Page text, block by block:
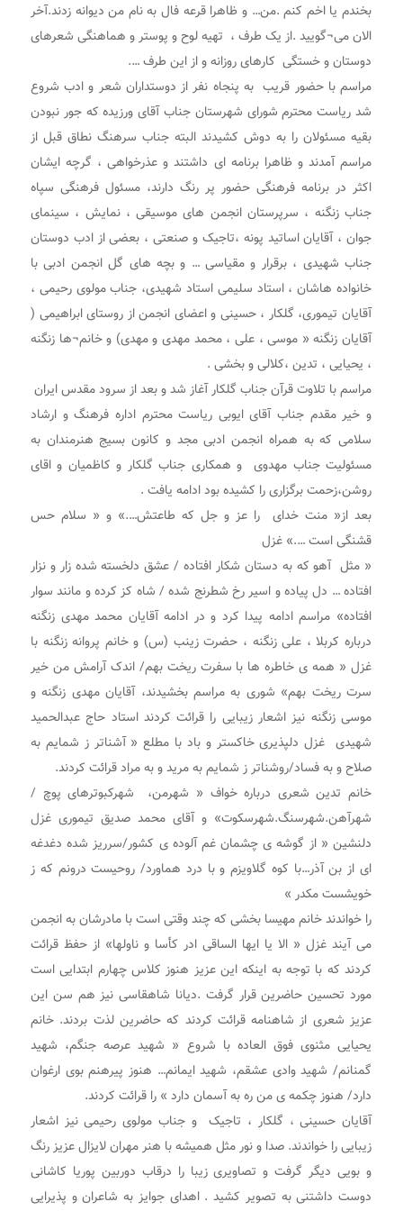
بخندم یا اخم کنم .من… و ظاهرا قرعه فال به نام من دیوانه زدند.آخر
الان می¬گویید .از یک طرف ، تهیه لوح و پوستر و هماهنگی شعرهای
دوستان و خستگی کارهای روزانه و از این طرف ….
مراسم با حضور قریب به پنجاه نفر از دوستداران شعر و ادب شروع
شد ریاست محترم شورای شهرستان جناب آقای ورزیده که جور نبودن
بقیه مسئولان را به دوش کشیدند البته جناب سرهنگ نطاق قبل از
مراسم آمدند و ظاهرا برنامه ای داشتند و عذرخواهی ، گرچه ایشان
اکثر در برنامه فرهنگی حضور پر رنگ دارند، مسئول فرهنگی سپاه
جناب زنگنه ، سرپرستان انجمن های موسیقی ، نمایش ، سینمای
جوان ، آقایان اساتید پونه ،تاجیک و صنعتی ، بعضی از ادب دوستان
جناب شهیدی ، برقرار و مقیاسی … و بچه های گل انجمن ادبی با
خانواده هاشان ، استاد سلیمی استاد شهیدی، جناب مولوی رحیمی ،
آقایان تیموری، گلکار ، حسینی و اعضای انجمن از روستای ابراهیمی (
آقایان زنگنه « موسی ، علی ، محمد مهدی و مهدی) و خانم¬ها زنگنه
، یحیایی ، تدین ،کلالی و بخشی .
مراسم با تلاوت قرآن جناب گلکار آغاز شد و بعد از سرود مقدس ایران
و خیر مقدم جناب آقای ایوبی ریاست محترم اداره فرهنگ و ارشاد
سلامی که به همراه انجمن ادبی مجد و کانون بسیج هنرمندان به
مسئولیت جناب مهدوی و همکاری جناب گلکار و کاظمیان و اقای
روشن،زحمت برگزاری را کشیده بود ادامه یافت .
بعد از« منت خدای را عز و جل که طاعتش….» و « سلام حس
قشنگی است ….» غزل
« مثل آهو که به دستان شکار افتاده / عشق دلخسته شده زار و نزار
افتاده … دل پیاده و اسیر رخ شطرنج شده / شاه کز کرده و مانند سوار
افتاده» مراسم ادامه پیدا کرد و در ادامه آقایان محمد مهدی زنگنه
درباره کربلا ، علی زنگنه ، حضرت زینب (س) و خانم پروانه زنگنه با
غزل « همه ی خاطره ها با سفرت ریخت بهم/ اندک آرامش من خیر
سرت ریخت بهم» شوری به مراسم بخشیدند، آقایان مهدی زنگنه و
موسی زنگنه نیز اشعار زیبایی را قرائت کردند استاد حاج عبدالحمید
شهیدی غزل دلپذیری خاکستر و باد با مطلع « آشناتر ز شمایم به
صلاح و به فساد/روشناتر ز شمایم به مرید و به مراد قرائت کردند.
خانم تدین شعری درباره خواف « شهرمن، شهرکبوترهای پوچ /
شهرآهن.شهرسنگ.شهرسکوت» و آقای محمد صدیق تیموری غزل
دلنشین « از گوشه ی چشمان غم آلوده ی کشور/سرریز شده دغدغه
ای از بن آذر…با کوه گلاویزم و با درد هماورد/ روحیست درونم که ز
خویشست مکدر »
را خواندند خانم مهیسا بخشی که چند وقتی است با مادرشان به انجمن
می آیند غزل « الا یا ایها الساقی ادر کأسا و ناولها» از حفظ قرائت
کردند که با توجه به اینکه این عزیز هنوز کلاس چهارم ابتدایی است
مورد تحسین حاضرین قرار گرفت .دیانا شاهقاسی نیز هم سن این
عزیز شعری از شاهنامه قرائت کردند که حاضرین لذت بردند. خانم
یحیایی مثنوی فوق العاده با شروع « شهید عرصه جنگم، شهید
گمنانم/ شهید وادی عشقم، شهید ایمانم… هنوز پیرهنم بوی ارغوان
دارد/ هنوز چکمه ی من ره به آسمان دارد » را قرائت کردند.
آقایان حسینی ، گلکار ، تاجیک و جناب مولوی رحیمی نیز اشعار
زیبایی را خواندند. صدا و نور مثل همیشه با هنر مهران لایزال عزیز رنگ
و بویی دیگر گرفت و تصاویری زیبا را درقاب دوربین پوریا کاشانی
دوست داشتنی به تصویر کشید . اهدای جوایز به شاعران و پذیرایی